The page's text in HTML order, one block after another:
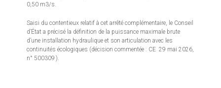
0,50 m3/s.
Saisi du contentieux relatif à cet arrêté complémentaire, le Conseil
d’État a précisé la définition de la puissance maximale brute
d’une installation hydraulique et son articulation avec les
continuités écologiques (décision commentée : CE 29 mai 2026,
n° 500309 ).